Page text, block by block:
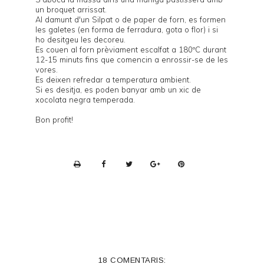
un broquet arrissat.
Al damunt d'un Silpat o de paper de forn, es formen
les galetes (en forma de ferradura, gota o flor) i si
ho desitgeu les decoreu.
Es couen al forn prèviament escalfat a 180ºC durant
12-15 minuts fins que comencin a enrossir-se de les
vores.
Es deixen refredar a temperatura ambient.
Si es desitja, es poden banyar amb un xic de
xocolata negra temperada.
Bon profit!
18 COMENTARIS: